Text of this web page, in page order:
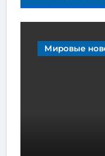
Мировые